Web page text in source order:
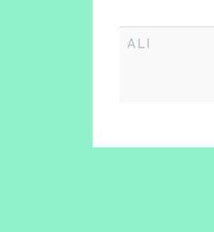
ALI